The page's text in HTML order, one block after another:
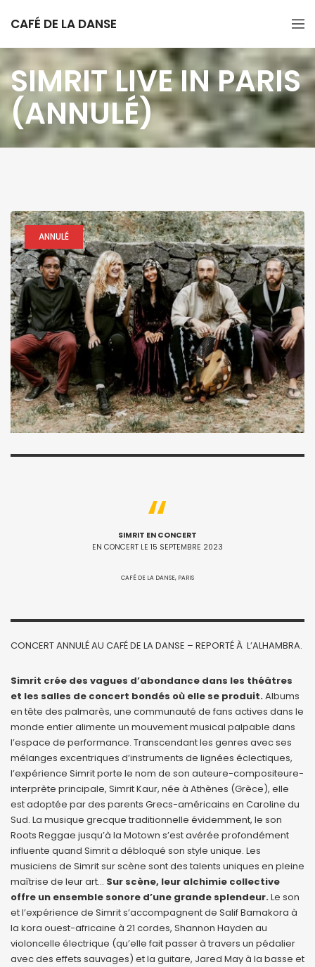
CAFÉ DE LA DANSE
SIMRIT LIVE IN PARIS
(ANNULÉ)
ANNULÉ
SIMRIT EN CONCERT
EN CONCERT LE 15 SEPTEMBRE 2023
CAFÉ DE LA DANSE, PARIS
CONCERT ANNULÉ AU CAFÉ DE LA DANSE – REPORTÉ À L’ALHAMBRA.
Simrit crée des vagues d’abondance dans les théâtres
et les salles de concert bondés où elle se produit.Albums
en tête des palmarès, une communauté de fans actives dans le
monde entier alimente un mouvement musical palpable dans
l’espace de performance. Transcendant les genres avec ses
mélanges excentriques d’instruments de lignées éclectiques,
l’expérience Simrit porte le nom de son auteure-compositeure-
interprète principale, Simrit Kaur, née à Athènes (Grèce), elle
est adoptée par des parents Grecs-américains en Caroline du
Sud. La musique grecque traditionnelle évidemment, le son
Roots Reggae jusqu’à la Motown s’est avérée profondément
influente quand Simrit a débloqué son style unique. Les
musiciens de Simrit sur scène sont des talents uniques en pleine
maîtrise de leur art… Sur scène, leur alchimie collective
offre un ensemble sonore d’une grande splendeur.Le son
et l’expérience de Simrit s’accompagnent de Salif Bamakora à
la kora ouest-africaine à 21 cordes, Shannon Hayden au
violoncelle électrique (qu’elle fait passer à travers un pédalier
avec des effets sauvages) et la guitare, Jared May à la basse et